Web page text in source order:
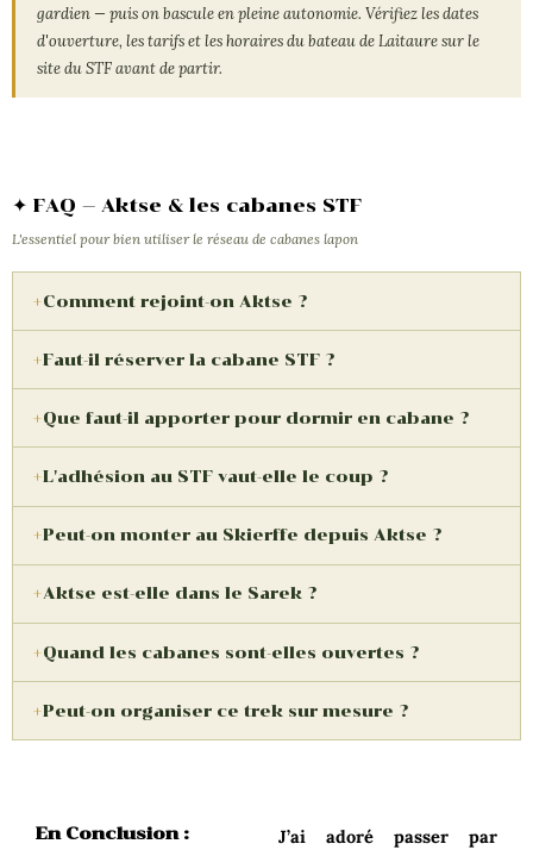
gardien — puis on bascule en pleine autonomie. Vérifiez les dates
d'ouverture, les tarifs et les horaires du bateau de Laitaure sur le
site du STF avant de partir.
✦ FAQ — Aktse & les cabanes STF
L'essentiel pour bien utiliser le réseau de cabanes lapon
Comment rejoint-on Aktse ?
Faut-il réserver la cabane STF ?
Que faut-il apporter pour dormir en cabane ?
L'adhésion au STF vaut-elle le coup ?
Peut-on monter au Skierffe depuis Aktse ?
Aktse est-elle dans le Sarek ?
Quand les cabanes sont-elles ouvertes ?
Peut-on organiser ce trek sur mesure ?
En Conclusion :
J’ai adoré passer par